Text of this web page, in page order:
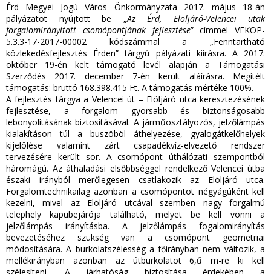
Érd Megyei Jogú Város Önkormányzata 2017. május 18-án
pályázatot nyújtott be „Az Érd, Elöljáró-Velencei utak
forgalomirányított csomópontjának fejlesztése” címmel VEKOP-
5.3.3-17-2017-00002 kódszámmal a „Fenntartható
közlekedésfejlesztés Érden” tárgyú pályázati kiírásra. A 2017.
október 19-én kelt támogató levél alapján a Támogatási
Szerződés 2017. december 7-én került aláírásra. Megítélt
támogatás: bruttó 168.398.415 Ft. A támogatás mértéke 100%.
A fejlesztés tárgya a Velencei út – Elöljáró utca keresztezésének
fejlesztése, a forgalom gyorsabb és biztonságosabb
lebonyolításának biztosításával. A járműosztályozós, jelzőlámpás
kialakításon túl a buszöböl áthelyezése, gyalogátkelőhelyek
kijelölése valamint zárt csapadékvíz-elvezető rendszer
tervezésére került sor. A csomópont úthálózati szempontból
háromágú. Az áthaladási elsőbbséggel rendelkező Velencei útba
északi irányból merőlegesen csatlakozik az Elöljáró utca.
Forgalomtechnikailag azonban a csomópontot négyágúként kell
kezelni, mivel az Elöljáró utcával szemben nagy forgalmú
telephely kapubejárója található, melyet be kell vonni a
jelzőlámpás irányításba. A jelzőlámpás fogalomirányítás
bevezetéséhez szükség van a csomópont geometriai
módosítására. A burkolatszélesség a főirányban nem változik, a
mellékirányban azonban az útburkolatot 6,ű m-re ki kell